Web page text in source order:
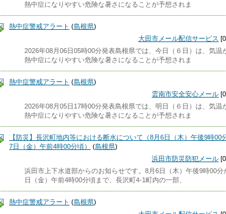
熱中症になりやすい危険な暑さになることが予想されま
熱中症警戒アラート (島根県)
大田市メール配信サービス
2026年08月06日05時00分発表島根県では、今日（６日）は、気温
熱中症になりやすい危険な暑さになることが予想されま
熱中症警戒アラート (島根県)
雲南市安全安心メール
2026年08月05日17時00分発表島根県では、明日（６日）は、気温
熱中症になりやすい危険な暑さになることが予想されま
【防災】長沢町地内等における断水について（8月6日（木）午後9時00
7日（金）午前4時00分頃）
(島根県)
浜田市防災防犯メール
浜田市上下水道部からのお知らせです。8月6日（木）午後9時00分
日（金）午前4時00分頃まで、長沢町4-1町内の一部、
熱中症警戒アラート (島根県)